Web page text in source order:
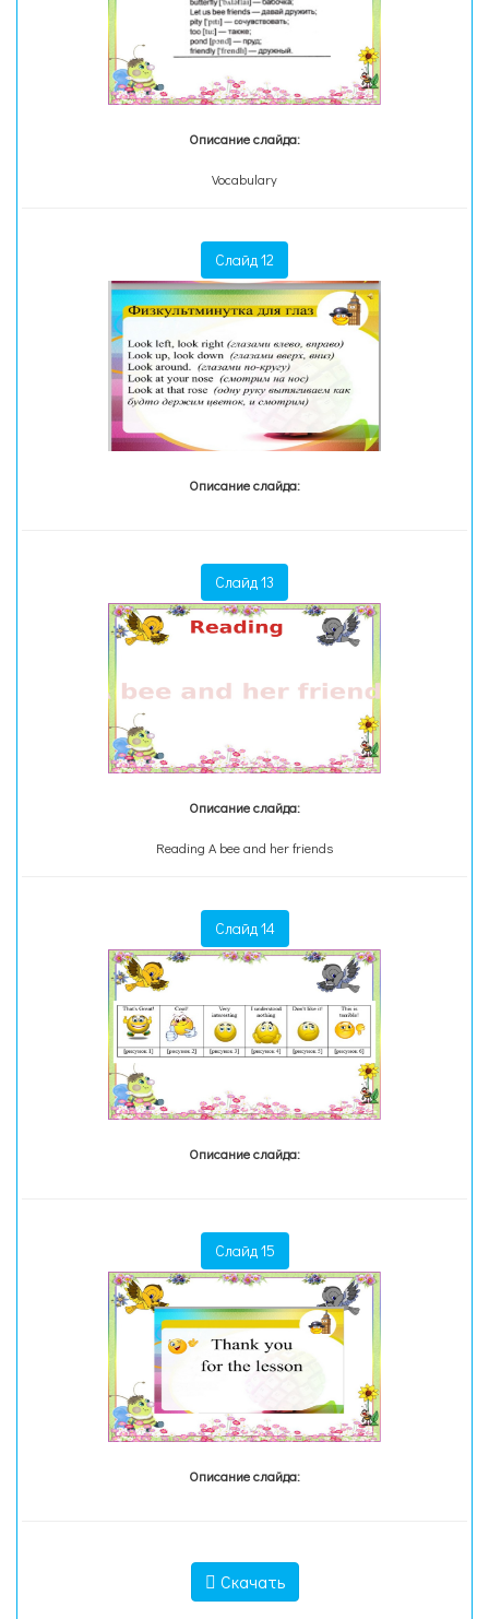
Описание слайда:
Vocabulary
Слайд 12
Описание слайда:
Слайд 13
Описание слайда:
Reading A bee and her friends
Слайд 14
Описание слайда:
Слайд 15
Описание слайда:
Скачать